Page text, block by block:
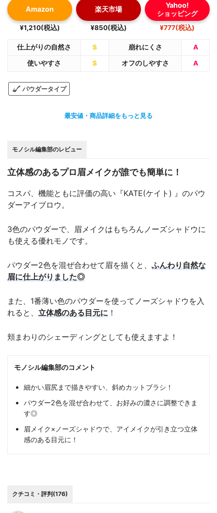
Amazon
¥1,210(税込)
楽天市場
¥850(税込)
Yahoo!
ショッピング
¥777(税込)
仕上がりの自然さ S 崩れにくさ A
使いやすさ S オフのしやすさ A
パウダータイプ
最安値・商品詳細をもっと見る
モノシル編集部のレビュー
立体感のあるプロ眉メイクが誰でも簡単に！
コスパ、機能ともに評価の高い『KATE(ケイト) 』のパウ
ダーアイブロウ。
3色のパウダーで、眉メイクはもちろんノーズシャドウに
も使える優れモノです。
パウダー2色を混ぜ合わせて眉を描くと、 ふんわり自然な
眉に仕上がりました◎
また、1番薄い色のパウダーを使ってノーズシャドウを入
れると、 立体感のある目元に ！
頬まわりのシェーディングとしても使えますよ！
モノシル編集部のコメント
細かい眉尻まで描きやすい、斜めカットブラシ！
パウダー2色を混ぜ合わせて、お好みの濃さに調整できま
す◎
眉メイク×ノーズシャドウで、アイメイクが引き立つ立体
感のある目元に！
クチコミ・評判(176)